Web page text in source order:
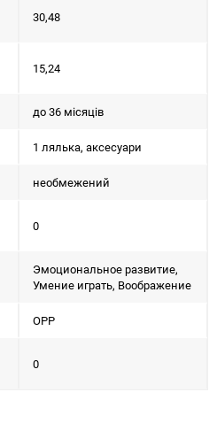
30,48
15,24
до 36 місяців
1 лялька, аксесуари
необмежений
0
Эмоциональное развитие,
Умение играть, Воображение
ОРР
0